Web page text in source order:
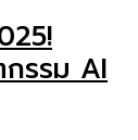
รรม AI